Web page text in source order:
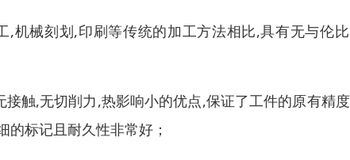
机械刻划,印刷等传统的加工方法相比,具有无与伦
触,无切削力,热影响小的优点,保证了工件的原有精
标记且耐久性非常好；